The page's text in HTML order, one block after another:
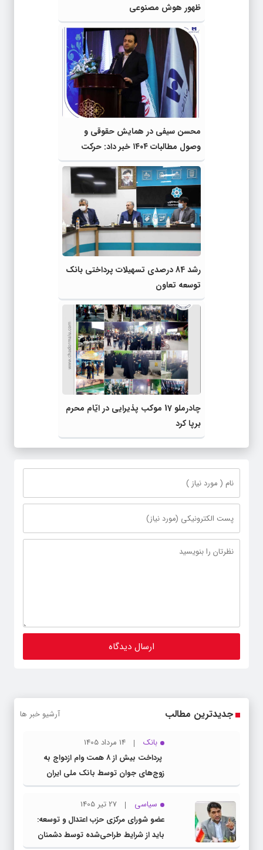
ظهور هوش مصنوعی
محسن سیفی در همایش حقوقی و
وصول مطالبات ۱۴۰۴ خبر داد: حرکت
بانک صادرات ایران به سمت بانک جامع
با تکیه بر اصلاحات حقوقی و مالی
رشد 84 درصدی تسهیلات پرداختی بانک
توسعه تعاون
چادرملو 17 موکب پذیرایی در ایّام محرم‌
برپا کرد
جدیدترین مطالب آرشیو خبر ها
بانک
14 مرداد 1405
پرداخت بیش از ۸ همت وام ازدواج به
زوج‌های جوان توسط بانک ملی ایران
سیاسی
27 تیر 1405
عضو شورای مرکزی حزب اعتدال و توسعه:
باید از شرایط طراحی‌شده توسط دشمنان